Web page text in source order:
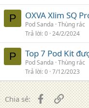
P OXVA Xlim SQ
Pod Sanda Thùng rác
Trả lời 0 24/2/2024
P Top 7 Pod Kit
Pod Sanda Thùng rác
Trả lời 0 7/12/2023
Chia sẻ: FacebookLiên kết